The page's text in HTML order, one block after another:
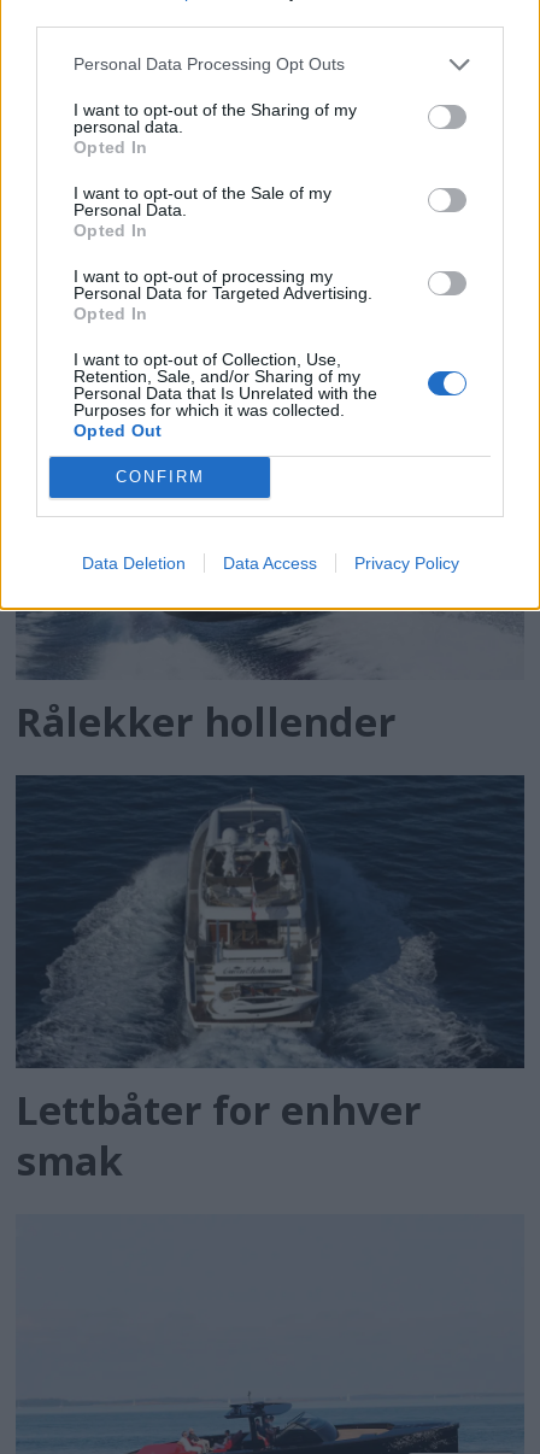
Personal Data Processing Opt Outs
I want to opt-out of the Sharing of my
personal data.
Opted In
I want to opt-out of the Sale of my
Personal Data.
Opted In
I want to opt-out of processing my
Personal Data for Targeted Advertising.
Opted In
I want to opt-out of Collection, Use,
Retention, Sale, and/or Sharing of my
Personal Data that Is Unrelated with the
Purposes for which it was collected.
Opted Out
CONFIRM
Data Deletion Data Access Privacy Policy
PLUS
El-tender fra norsk
ingeniør
Rålekker hollender
Lettbåter for enhver
smak